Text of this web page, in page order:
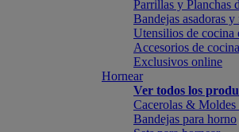
Parrillas y Planchas
Bandejas asadoras
Utensilios de cocina
Accesorios de cocina
Exclusivos online
Hornear
Ver todos los
Cacerolas & Moldes
Bandejas para horno